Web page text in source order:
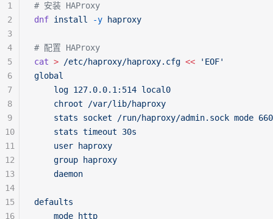
# 安装 HAProxy
dnf install -y haproxy
# 配置 HAProxy
cat > /etc/haproxy/haproxy.cfg << 'EOF'
global
    log 127.0.0.1:514 local0
    chroot /var/lib/haproxy
stats socket /run/haproxy/admin.sock mode
    stats timeout 30s
    user haproxy
    group haproxy
    daemon
defaults
    mode http
1
2
3
4
5
6
7
8
9
10
11
12
13
14
15
16